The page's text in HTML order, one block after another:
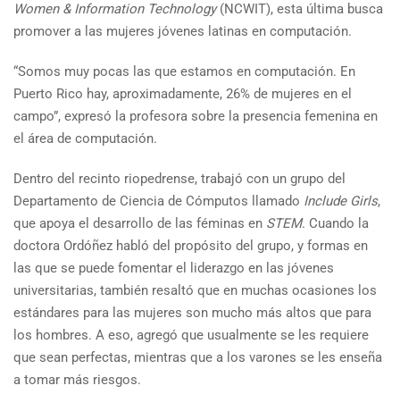
Women & Information Technology(NCWIT), esta última busca
promover a las mujeres jóvenes latinas en computación.
“Somos muy pocas las que estamos en computación. En
Puerto Rico hay, aproximadamente, 26% de mujeres en el
campo”, expresó la profesora sobre la presencia femenina en
el área de computación.
Dentro del recinto riopedrense, trabajó con un grupo del
Departamento de Ciencia de Cómputos llamado Include Girls,
que apoya el desarrollo de las féminas en STEM. Cuando la
doctora Ordóñez habló del propósito del grupo, y formas en
las que se puede fomentar el liderazgo en las jóvenes
universitarias, también resaltó que en muchas ocasiones los
estándares para las mujeres son mucho más altos que para
los hombres. A eso, agregó que usualmente se les requiere
que sean perfectas, mientras que a los varones se les enseña
a tomar más riesgos.